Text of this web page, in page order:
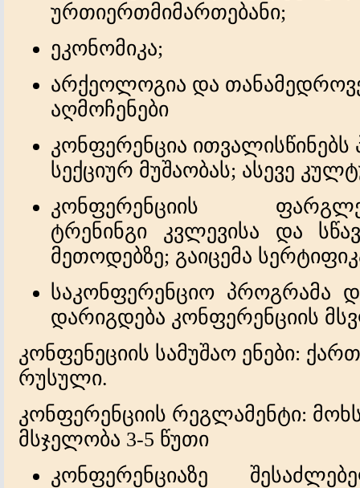
ურთიერთმიმართებანი;
ეკონომიკა;
არქეოლოგია და თანამედროვე
აღმოჩენები
კონფერენცია
სექციურ მუშაობას; ასევე
კონფერენციის
ტრენინგი კვლევისა და
მეთოდებზე; გაიცემა
საკონფერენციო პროგრამა
დარიგდება კონფერენციის
კონფენეციის სამუშაო ენები:
რუსული.
კონფერენციის რეგლამენტი:
მსჯელობა 3-5 წუთი
კონფერენციაზე